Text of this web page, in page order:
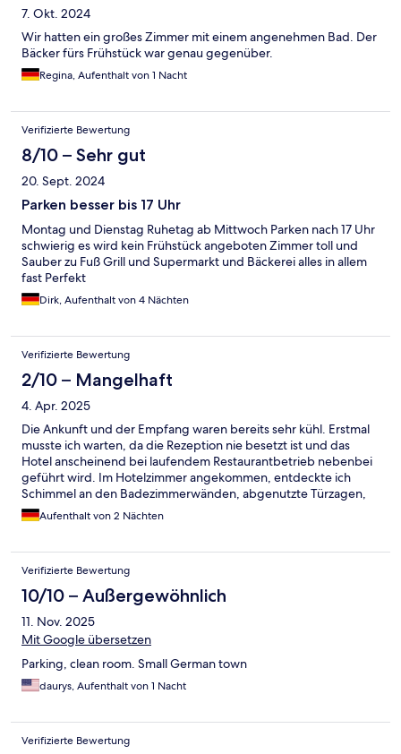
7. Okt. 2024
Wir hatten ein großes Zimmer mit einem angenehmen Bad. Der
Bäcker fürs Frühstück war genau gegenüber.
Regina, Aufenthalt von 1 Nacht
Verifizierte Bewertung
8/10 – Sehr gut
20. Sept. 2024
Parken besser bis 17 Uhr
Montag und Dienstag Ruhetag ab Mittwoch Parken nach 17 Uhr
schwierig es wird kein Frühstück angeboten Zimmer toll und
Sauber zu Fuß Grill und Supermarkt und Bäckerei alles in allem
fast Perfekt
Dirk, Aufenthalt von 4 Nächten
Verifizierte Bewertung
2/10 – Mangelhaft
4. Apr. 2025
Die Ankunft und der Empfang waren bereits sehr kühl. Erstmal
musste ich warten, da die Rezeption nie besetzt ist und das
Hotel anscheinend bei laufendem Restaurantbetrieb nebenbei
geführt wird. Im Hotelzimmer angekommen, entdeckte ich
Schimmel an den Badezimmerwänden, abgenutzte Türzagen,
sowie Betten und Haare und Flecken auf der Bettwäsche. Das
Hotel ist scheinbar ziemlich in die Jahre gekommen. Der
dieser Umgebung gefühlt habe bin ich auch einen Tag früher
abgereist als geplant.
Aufenthalt von 2 Nächten
Verifizierte Bewertung
10/10 – Außergewöhnlich
11. Nov. 2025
Mit Google übersetzen
Parking, clean room. Small German town
daurys, Aufenthalt von 1 Nacht
Verifizierte Bewertung